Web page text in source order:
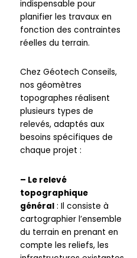
indispensable pour
planifier les travaux en
fonction des contraintes
réelles du terrain.
Chez Géotech Conseils,
nos géomètres
topographes réalisent
plusieurs types de
relevés, adaptés aux
besoins spécifiques de
chaque projet :
– Le relevé
topographique
général: Il consiste à
cartographier l’ensemble
du terrain en prenant en
compte les reliefs, les